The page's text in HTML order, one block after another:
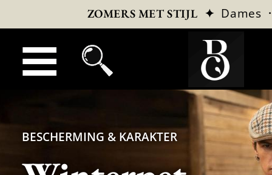
ZOMERS MET STIJL ✦ Dames
BESCHERMING & KARAKTER